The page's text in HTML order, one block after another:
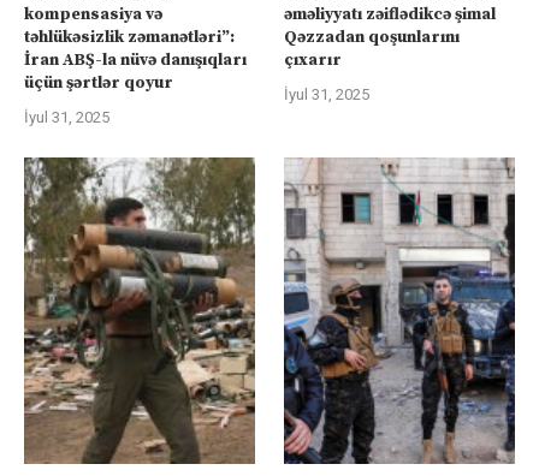
kompensasiya və
təhlükəsizlik zəmanətləri”:
İran ABŞ-la nüvə danışıqları
üçün şərtlər qoyur
İyul 31, 2025
əməliyyatı zəiflədikcə şimal
Qəzzadan qoşunlarını
çıxarır
İyul 31, 2025